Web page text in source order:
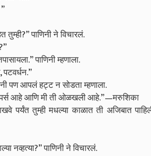
पाणिनी ने विचारलं.
पाणिनी म्हणाला.
पण आपलं हट्ट न सोडता म्हणाला.
पर्स आहे आणि मी ती ओळखली आहे.”—मरुशिका
पर्यंत तुम्ही मधल्या काळात ती अजिबात
नव्हत्या?” पाणिनी ने विचारलं.